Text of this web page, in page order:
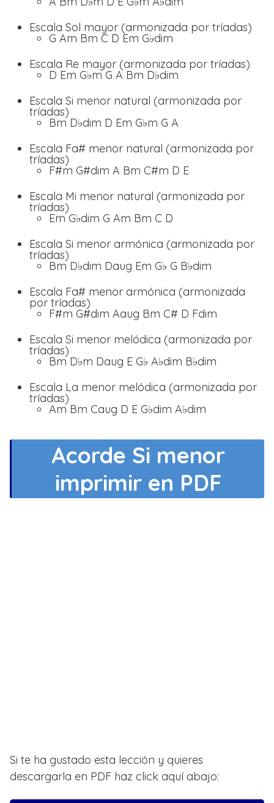
Escala Sol mayor (armonizada por tríadas)
G Am Bm C D Em G♭dim
Escala Re mayor (armonizada por tríadas)
D Em G♭m G A Bm D♭dim
Escala Si menor natural (armonizada por
tríadas)
Bm D♭dim D Em G♭m G A
Escala Fa# menor natural (armonizada por
tríadas)
F#m G#dim A Bm C#m D E
Escala Mi menor natural (armonizada por
tríadas)
Em G♭dim G Am Bm C D
Escala Si menor armónica (armonizada por
tríadas)
Bm D♭dim Daug Em G♭ G B♭dim
Escala Fa# menor armónica (armonizada
por tríadas)
F#m G#dim Aaug Bm C# D Fdim
Escala Si menor melódica (armonizada por
tríadas)
Bm D♭m Daug E G♭ A♭dim B♭dim
Escala La menor melódica (armonizada por
tríadas)
Am Bm Caug D E G♭dim A♭dim
Acorde Si menor
imprimir en PDF
Si te ha gustado esta lección y quieres
descargarla en PDF haz click aquí abajo: